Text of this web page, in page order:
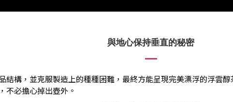
與地心保持垂直的秘密
結構，並克服製造上的種種困難，最終方能呈現完美漂浮的浮雲
不必擔心掉出壺外。